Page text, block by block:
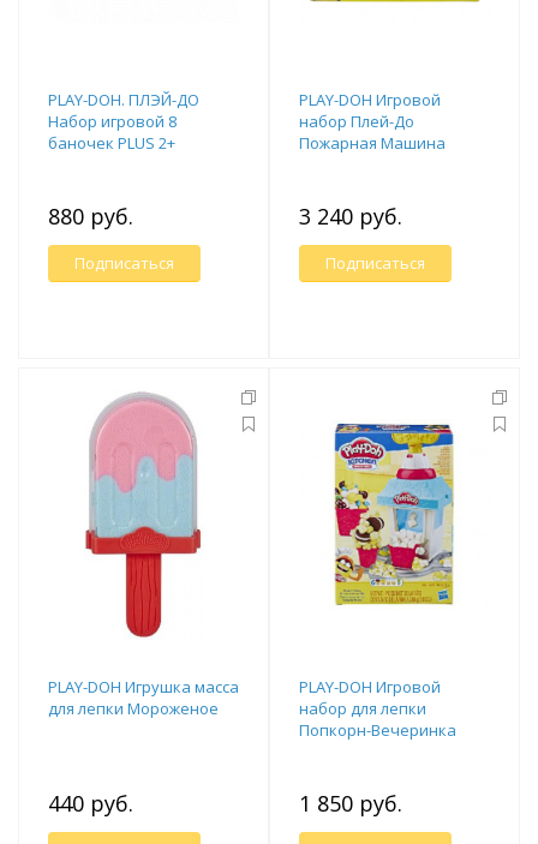
PLAY-DOH. ПЛЭЙ-ДО
Набор игровой 8
баночек PLUS 2+
880 руб.
Подписаться
PLAY-DOH Игровой
набор Плей-До
Пожарная Машина
3 240 руб.
Подписаться
PLAY-DOH Игрушка масса
для лепки Мороженое
440 руб.
PLAY-DOH Игровой
набор для лепки
Попкорн-Вечеринка
1 850 руб.